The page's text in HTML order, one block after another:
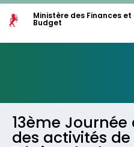
Ministère des Finances et
Budget
13ème
des activités